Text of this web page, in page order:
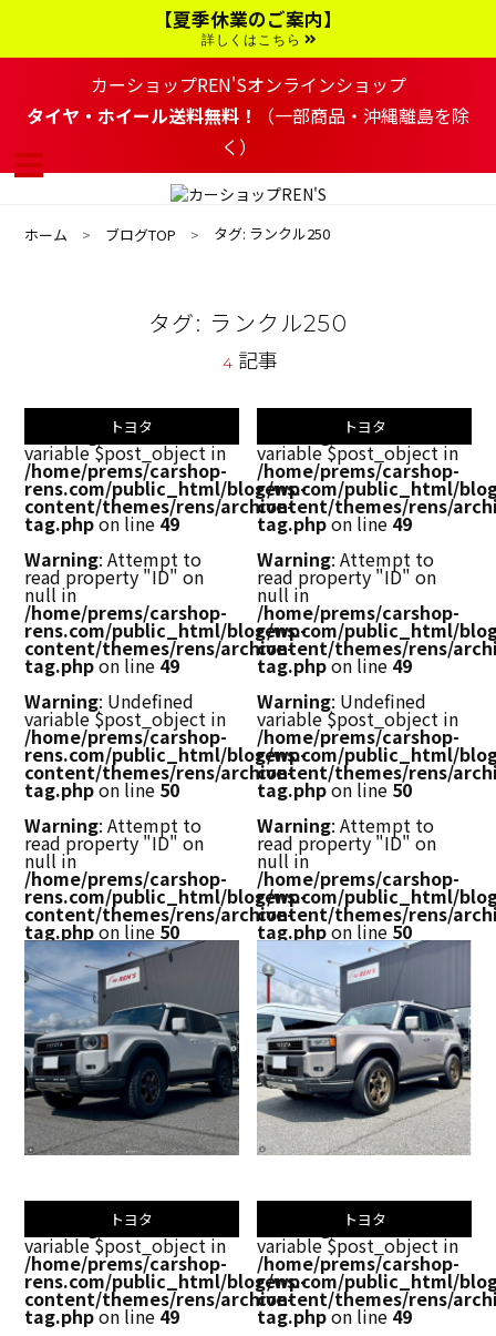
ン
す
る
【夏季休業のご案内】
詳しくはこちら
カーショップREN'Sオンラインショップ
タイヤ・ホイール送料無料！
（一部商品・沖縄離島を除
く）
ホーム ブログTOP タグ: ランクル250
タグ: ランクル250
4 記事
トヨタ
: Undefined
variable $post_object in
/home/prems/carshop-
rens.com/public_html/blog/wp-
content/themes/rens/archive-
tag.phpon line 49
Warning: Attempt to
read property "ID" on
null in
/home/prems/carshop-
rens.com/public_html/blog/wp-
content/themes/rens/archive-
tag.phpon line 49
Warning: Undefined
variable $post_object in
/home/prems/carshop-
rens.com/public_html/blog/wp-
content/themes/rens/archive-
tag.phpon line 50
Warning: Attempt to
read property "ID" on
null in
/home/prems/carshop-
rens.com/public_html/blog/wp-
content/themes/rens/archive-
tag.phpon line 50
トヨタ
: Undefined
variable $post_object in
/home/prems/carshop-
rens.com/public_html/
content/themes/rens/
tag.phpon line 49
Warning: Attempt to
read property "ID" on
null in
/home/prems/carshop-
rens.com/public_html/
content/themes/rens/
tag.phpon line 49
Warning: Undefined
variable $post_object in
/home/prems/carshop-
rens.com/public_html/
content/themes/rens/
tag.phpon line 50
Warning: Attempt to
read property "ID" on
null in
/home/prems/carshop-
rens.com/public_html/
content/themes/rens/
tag.phpon line 50
トヨタ
: Undefined
variable $post_object in
/home/prems/carshop-
rens.com/public_html/blog/wp-
content/themes/rens/archive-
tag.phpon line 49
トヨタ
: Undefined
variable $post_object in
/home/prems/carshop-
rens.com/public_html/
content/themes/rens/
tag.phpon line 49